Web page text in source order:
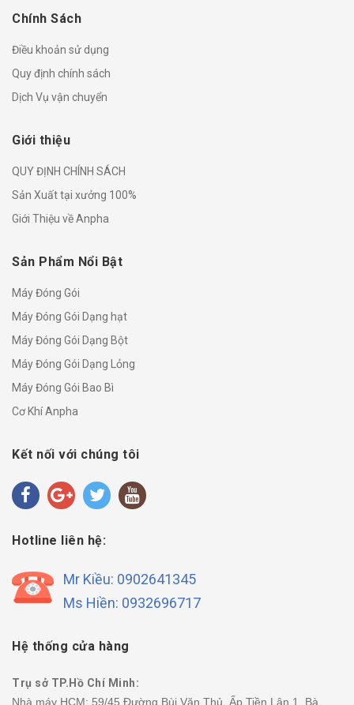
Chính Sách
Điều khoản sử dụng
Quy định chính sách
Dịch Vụ vận chuyển
Giới thiệu
QUY ĐỊNH CHÍNH SÁCH
Sản Xuất tại xưởng 100%
Giới Thiệu về Anpha
Sản Phẩm Nổi Bật
Máy Đóng Gói
Máy Đóng Gói Dạng hạt
Máy Đóng Gói Dạng Bột
Máy Đóng Gói Dạng Lỏng
Máy Đóng Gói Bao Bì
Cơ Khí Anpha
Kết nối với chúng tôi
Hotline liên hệ:
Mr Kiều: 0902641345
Ms Hiền: 0932696717
Hệ thống cửa hàng
Trụ sở TP.Hồ Chí Minh:
Nhà máy HCM: 59/45 Đường Bùi Văn Thủ, Ấp Tiền Lân 1, Bà